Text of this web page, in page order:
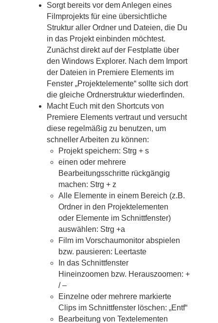
Sorgt bereits vor dem Anlegen eines
Filmprojekts für eine übersichtliche
Struktur aller Ordner und Dateien, die Du
in das Projekt einbinden möchtest.
Zunächst direkt auf der Festplatte über
den Windows Explorer. Nach dem Import
der Dateien in Premiere Elements im
Fenster „Projektelemente“ sollte sich dort
die gleiche Ordnerstruktur wiederfinden.
Macht Euch mit den Shortcuts von
Premiere Elements vertraut und versucht
diese regelmäßig zu benutzen, um
schneller Arbeiten zu können:
Projekt speichern: Strg + s
einen oder mehrere
Bearbeitungsschritte rückgängig
machen: Strg + z
Alle Elemente in einem Bereich (z.B.
Ordner in den Projektelementen
oder Elemente im Schnittfenster)
auswählen: Strg +a
Film im Vorschaumonitor abspielen
bzw. pausieren: Leertaste
In das Schnittfenster
Hineinzoomen bzw. Herauszoomen: +
/ –
Einzelne oder mehrere markierte
Clips im Schnittfenster löschen: „Entf“
Bearbeitung von Textelementen